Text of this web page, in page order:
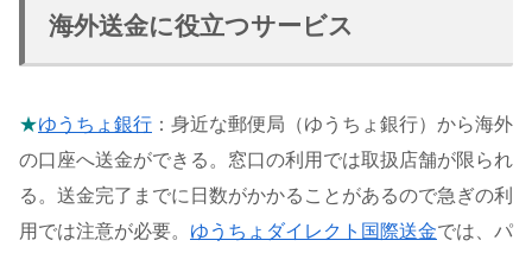
海外送金に役立つサービス
★ゆうちょ銀行 ：身近な郵便局（ゆうちょ銀行）から海外
の口座へ送金ができる。窓口の利用では取扱店舗が限られ
る。送金完了までに日数がかかることがあるので急ぎの利
用では注意が必要。 ゆうちょダイレクト国際送金では、パ